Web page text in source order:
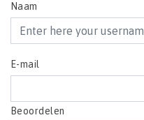
Naam
E-mail
Beoordelen